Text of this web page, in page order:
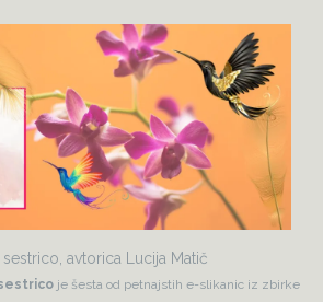
avtorica Lucija Matič
je šesta od petnajstih e-slikanic iz zbirke